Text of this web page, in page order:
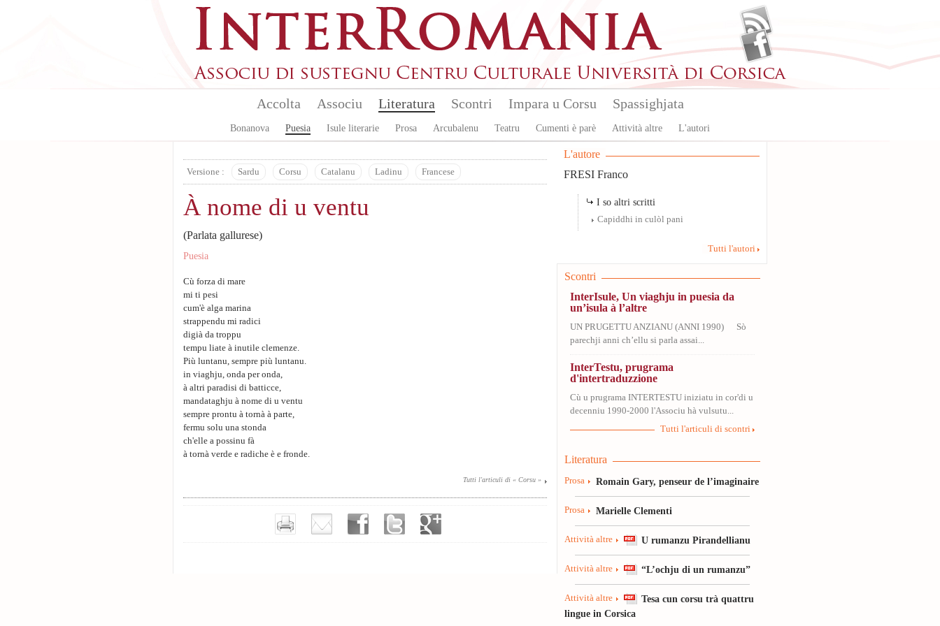
Accolta Associu Literatura
Bonanova Puesia Isule literarie Prosa Arcubalenu Teatru Cumenti è parè Attività altre L'autori
Scontri Impara u Corsu Spassighjata
Versione : Sardu Corsu Catalanu Ladinu Francese
À nome di u ventu
(Parlata gallurese)
Puesia
Cù forza di mare
mi ti pesi
cum'è alga marina
strappendu mi radici
digià da troppu
tempu liate à inutile clemenze.
Più luntanu, sempre più luntanu.
in viaghju, onda per onda,
à altri paradisi di batticce,
mandataghju à nome di u ventu
sempre prontu à tornà à parte,
fermu solu una stonda
ch'elle a possinu fà
à tornà verde e radiche è e fronde.
Tutti l'articuli di « Corsu »
L'autore
FRESI Franco
I so altri scritti
Capiddhi in culòl pani
Tutti l'autori
Scontri
InterIsule, Un viaghju in puesia da
un’isula à l’altre
UN PRUGETTU ANZIANU (ANNI 1990) Sò
parechji anni ch’ellu si parla assai...
InterTestu, prugrama
d'intertraduzzione
Cù u prugrama INTERTESTU iniziatu in cor'di u
decenniu 1990-2000 l'Associu hà vulsutu...
Tutti l'articuli di scontri
Literatura
Prosa Romain Gary, penseur de l’imaginaire
Prosa Marielle Clementi
Attività altre U rumanzu Pirandellianu
Attività altre “L’ochju di un rumanzu”
Attività altre
Tesa cun corsu trà quattru
lingue in Corsica